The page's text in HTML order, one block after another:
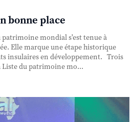
bonne place
patrimoine mondial s'est tenue à
Elle marque une étape historique
insulaires en développement. Trois
du patrimoine mo...